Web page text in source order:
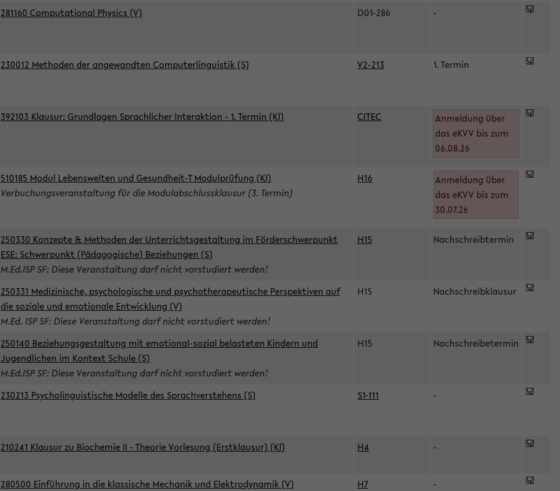
281160 Computational Physics (V) D01-286 -
230012 Methoden der angewandten Computerlinguistik (S) V2-213 1. Termin
392103 Klausur: Grundlagen Sprachlicher Interaktion - 1. Termin (Kl) CITEC
Anmeldung über
das eKVV bis zum
06.08.26
510185 Modul Lebenswelten und Gesundheit-T Modulprüfung (Kl)
Verbuchungsveranstaltung für die Modulabschlussklausur (3. Termin)
H16
Anmeldung über
das eKVV bis zum
30.07.26
250330 Konzepte & Methoden der Unterrichtsgestaltung im Förderschwerpunkt
ESE: Schwerpunkt (Pädagogische) Beziehungen (S)
M.Ed.ISP SF: Diese Veranstaltung darf nicht vorstudiert werden!
H15 Nachschreibtermin
250331 Medizinische, psychologische und psychotherapeutische Perspektiven auf
die soziale und emotionale Entwicklung (V)
M.Ed. ISP SF: Diese Veranstaltung darf nicht vorstudiert werden!
H15 Nachschreibklausur
250140 Beziehungsgestaltung mit emotional-sozial belasteten Kindern und
Jugendlichen im Kontext Schule (S)
M.Ed.ISP SF: Diese Veranstaltung darf nicht vorstudiert werden!
H15 Nachschreibetermin
230213 Psycholinguistische Modelle des Sprachverstehens (S) S1-111 -
210241 Klausur zu Biochemie II - Theorie Vorlesung (Erstklausur) (Kl) H4 -
280500 Einführung in die klassische Mechanik und Elektrodynamik (V) H7 -